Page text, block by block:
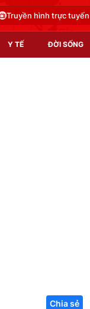
Truyền hình trực tuyến
Y TẾ ĐỜI SỐNG
Chia sẻ